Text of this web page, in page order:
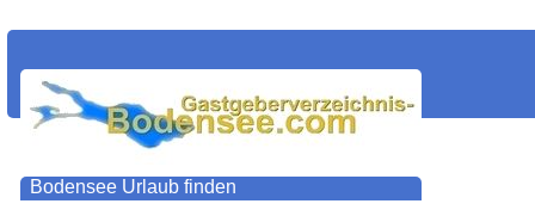
Bodensee Urlaub finden